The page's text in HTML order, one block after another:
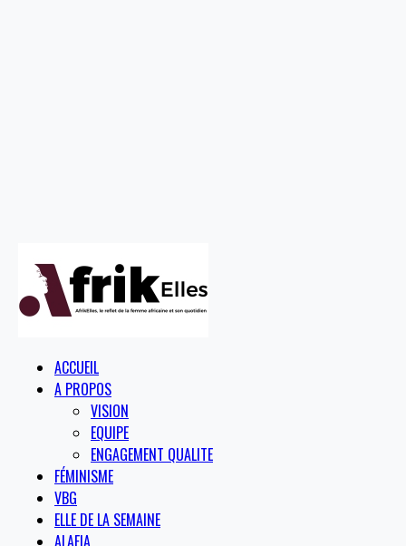
ACCUEIL
A PROPOS
VISION
EQUIPE
ENGAGEMENT QUALITE
FÉMINISME
VBG
ELLE DE LA SEMAINE